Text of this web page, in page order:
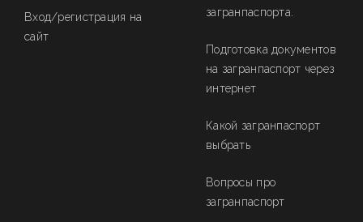
Вход/регистрация на
сайт
загранпаспорта.
Подготовка документов
на загранпаспорт через
интернет
Какой загранпаспорт
выбрать
Вопросы про
загранпаспорт